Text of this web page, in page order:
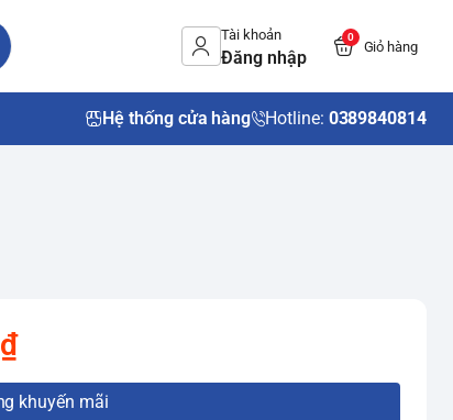
Tài khoản
Đăng nhập
0
Giỏ hàng
Hệ thống cửa hàng Hotline: 0389840814
khuyến mãi